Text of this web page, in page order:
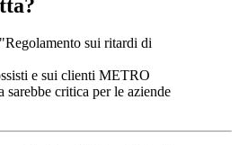
sui ritardi di
e sui clienti METRO
sarebbe critica per le aziende